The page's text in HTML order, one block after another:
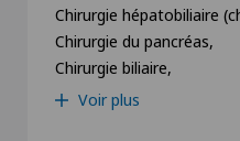
Chirurgie hépatobiliaire
Chirurgie du pancréas,
Chirurgie biliaire,
Voir plus